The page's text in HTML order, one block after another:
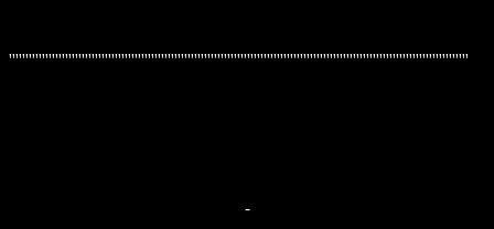
'''''''''''''''''''''''''''''''''''''''''''''''''''''''''''''''''''''''''''''''''''''''''''''''''''''''''''''''''''''''''''''''''''''''''''
-